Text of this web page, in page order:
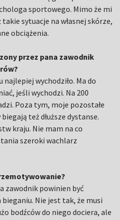
sportowego. Mimo że mi
sytuacje na własnej skórze,
obciążenia.
przez pana zawodnik
najlepiej wychodziło. Ma do
jeśli wychodzi. Na 200
Poza tym, moje pozostałe
też dłuższe dystanse.
kraju. Nie mam na co
szeroki wachlarz
zawodnik powinien być
Nie jest tak, że musi
bodźców do niego dociera, ale